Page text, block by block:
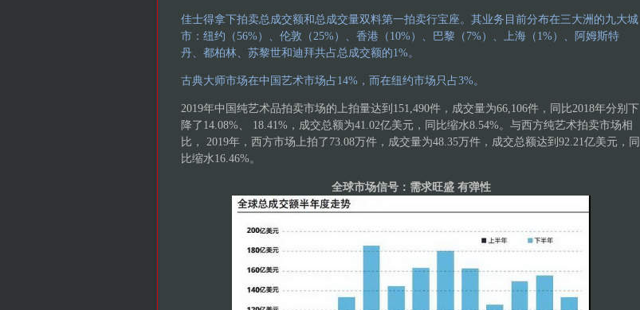
佳士得拿下拍卖总成交额和总成交量双料第一拍卖行宝座。其业务目前分布在三大洲的九大城
市：纽约（56%）、伦敦（25%）、香港（10%）、巴黎（7%）、上海（1%）、阿姆斯特
丹、都柏林、苏黎世和迪拜共占总成交额的1%。
古典大师市场在中国艺术市场占14%，而在纽约市场只占3%。
2019年中国纯艺术品拍卖市场的上拍量达到151,490件，成交量为66,106件，同比2018年分别下
降了14.08%、 18.41%，成交总额为41.02亿美元，同比缩水8.54%。与西方纯艺术拍卖市场相
比， 2019年，西方市场上拍了73.08万件，成交量为48.35万件，成交总额达到92.21亿美元，同
比缩水16.46%。
全球市场信号：需求旺盛 有弹性